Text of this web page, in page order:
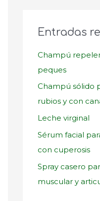
r
p
o
r
Entradas
Champú
peques
Champú sólido
rubios y con
Leche virginal
Sérum facial
con cuperosis
Spray casero
muscular y